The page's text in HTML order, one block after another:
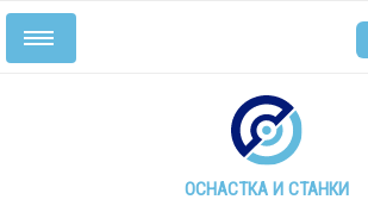
ОСНАСТКА И СТАНКИ
Включить/
выключить